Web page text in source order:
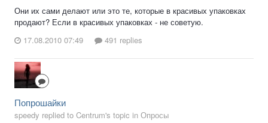
Они их сами делают или это те, которые в красивых упаковках
продают? Если в красивых упаковках - не советую.
17.08.2010 07:49
491 replies
Попрошайки
speedy replied to Centrum's topic in Опросы